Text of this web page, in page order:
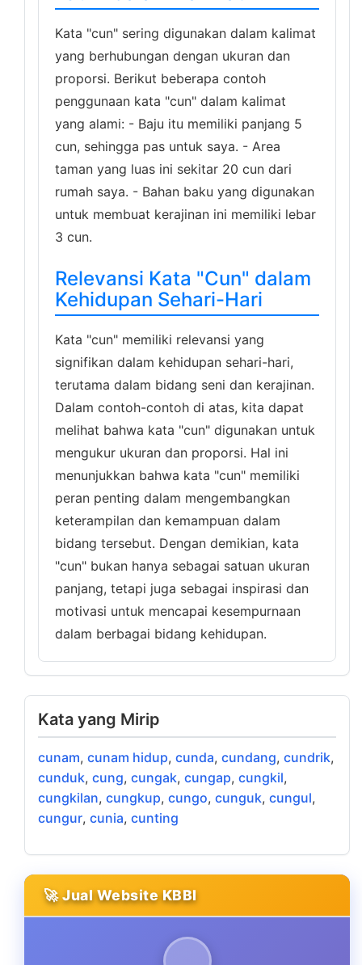
Kata "cun" sering digunakan dalam kalimat
yang berhubungan dengan ukuran dan
proporsi. Berikut beberapa contoh
penggunaan kata "cun" dalam kalimat
yang alami: - Baju itu memiliki panjang 5
cun, sehingga pas untuk saya. - Area
taman yang luas ini sekitar 20 cun dari
rumah saya. - Bahan baku yang digunakan
untuk membuat kerajinan ini memiliki lebar
3 cun.
Relevansi Kata "Cun" dalam
Kehidupan Sehari-Hari
Kata "cun" memiliki relevansi yang
signifikan dalam kehidupan sehari-hari,
terutama dalam bidang seni dan kerajinan.
Dalam contoh-contoh di atas, kita dapat
melihat bahwa kata "cun" digunakan untuk
mengukur ukuran dan proporsi. Hal ini
menunjukkan bahwa kata "cun" memiliki
peran penting dalam mengembangkan
keterampilan dan kemampuan dalam
bidang tersebut. Dengan demikian, kata
"cun" bukan hanya sebagai satuan ukuran
panjang, tetapi juga sebagai inspirasi dan
motivasi untuk mencapai kesempurnaan
dalam berbagai bidang kehidupan.
Kata yang Mirip
cunam, cunam hidup, cunda, cundang, cundrik,
cunduk, cung, cungak, cungap, cungkil,
cungkilan, cungkup, cungo, cunguk, cungul,
cungur, cunia, cunting
🚀 Jual Website KBBI